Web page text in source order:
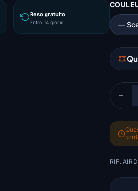
Reso gratuito
Entro 14 giorni
RIF.